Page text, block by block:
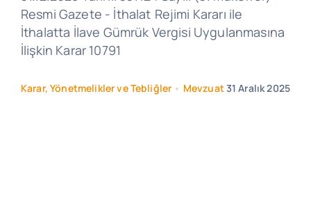
Resmi Gazete - İthalat Rejimi Kararı ile
İthalatta İlave Gümrük Vergisi Uygulanmasına
İlişkin Karar 10791
Karar, Yönetmelikler ve Tebliğler • Mevzuat 31 Aralık 2025